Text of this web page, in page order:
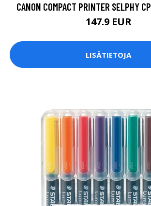
CANON COMPACT PRINTER SELPHY
147.9 EUR
LISÄTIETOJA